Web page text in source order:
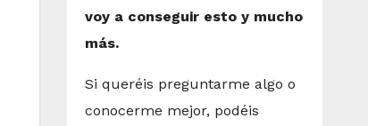
voy a conseguir esto y mucho
más.
Si queréis preguntarme algo o
conocerme mejor, podéis